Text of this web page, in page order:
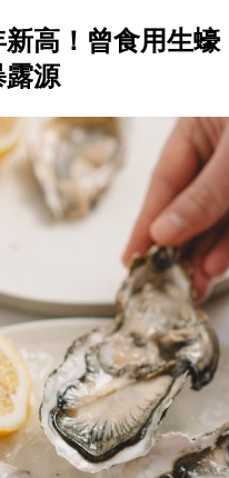
高！曾食用生蠔
露源